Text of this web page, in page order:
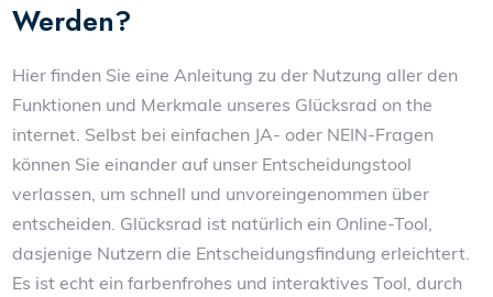
Werden?
Hier finden Sie eine Anleitung zu der Nutzung aller den
Funktionen und Merkmale unseres Glücksrad on the
internet. Selbst bei einfachen JA- oder NEIN-Fragen
können Sie einander auf unser Entscheidungstool
verlassen, um schnell und unvoreingenommen über
entscheiden. Glücksrad ist natürlich ein Online-Tool,
dasjenige Nutzern die Entscheidungsfindung erleichtert.
Es ist echt ein farbenfrohes und interaktives Tool, durch